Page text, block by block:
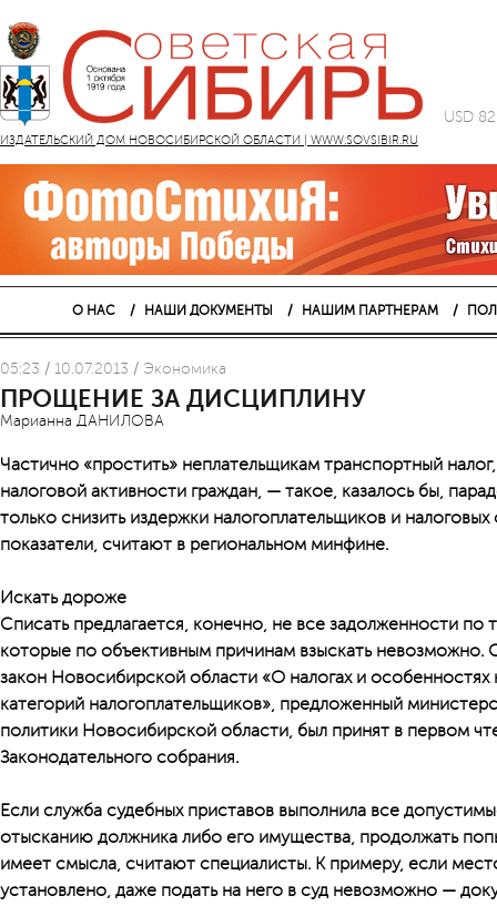
ИЗДАТЕЛЬСКИЙ ДОМ НОВОСИБИРСКОЙ ОБЛАСТИ | WWW.SOVSIBIR.RU
USD
О НАС НАШИ ДОКУМЕНТЫ НАШИМ ПАРТНЕРАМ
05:23 / 10.07.2013 / Экономика
ПРОЩЕНИЕ ЗА ДИСЦИПЛИНУ
Марианна ДАНИЛОВА
Частично «простить» неплательщикам транспортный
налоговой активности граждан, — такое, казалось бы,
только снизить издержки налогоплательщиков и
показатели, считают в региональном минфине.
Искать дороже
Списать предлагается, конечно, не все задолженности по
которые по объективным причинам взыскать
закон Новосибирской области «О налогах и особенностях
категорий налогоплательщиков», предложенный
политики Новосибирской области, был принят в первом
Законодательного собрания.
Если служба судебных приставов выполнила все
отысканию должника либо его имущества, продолжать
имеет смысла, считают специалисты. К примеру, если
установлено, даже подать на него в суд невозможно —